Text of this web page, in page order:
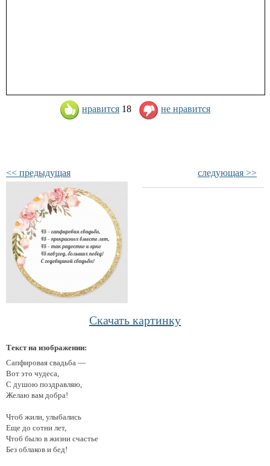
нравится 18 не нравится
<< предыдущая следующая >>
Скачать картинку
Текст на изображении:
Сапфировая свадьба —
Вот это чудеса,
С душою поздравляю,
Желаю вам добра!
Чтоб жили, улыбались
Еще до сотни лет,
Чтоб было в жизни счастье
Без облаков и бед!